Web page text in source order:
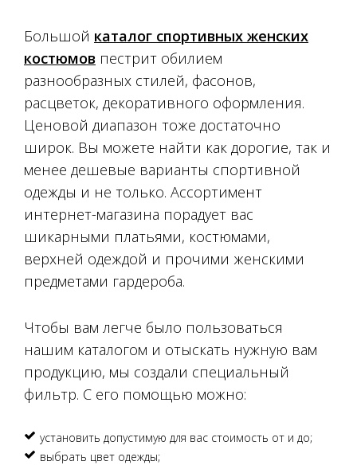
Большой каталог спортивных женских
костюмов пестрит обилием
разнообразных стилей, фасонов,
расцветок, декоративного оформления.
Ценовой диапазон тоже достаточно
широк. Вы можете найти как дорогие, так и
менее дешевые варианты спортивной
одежды и не только. Ассортимент
интернет-магазина порадует вас
шикарными платьями, костюмами,
верхней одеждой и прочими женскими
предметами гардероба.
Чтобы вам легче было пользоваться
нашим каталогом и отыскать нужную вам
продукцию, мы создали специальный
фильтр. С его помощью можно:
установить допустимую для вас стоимость от и до;
выбрать цвет одежды;